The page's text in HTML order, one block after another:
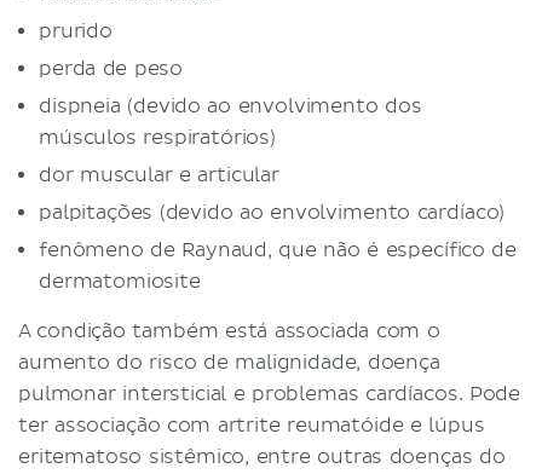
prurido
perda de peso
dispneia (devido ao envolvimento dos
músculos respiratórios)
dor muscular e articular
palpitações (devido ao envolvimento cardíaco)
fenômeno de Raynaud, que não é específico de
dermatomiosite
A condição também está associada com o
aumento do risco de malignidade, doença
pulmonar intersticial e problemas cardíacos. Pode
ter associação com artrite reumatóide e lúpus
eritematoso sistêmico, entre outras doenças do